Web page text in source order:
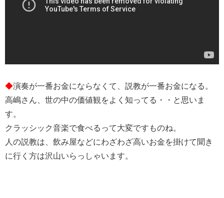
◆演奏が一番お金にならなくて、説教が一番お金になる。
高嶋さん、世の中の価値観をよく知ってる・・と思いま
す。
クラッシック音楽で食べるって大変ですものね。
人の説教は、飲み屋などにわざわざ高いお金を掛けて聞き
に行く方は沢山いらっしゃいます。